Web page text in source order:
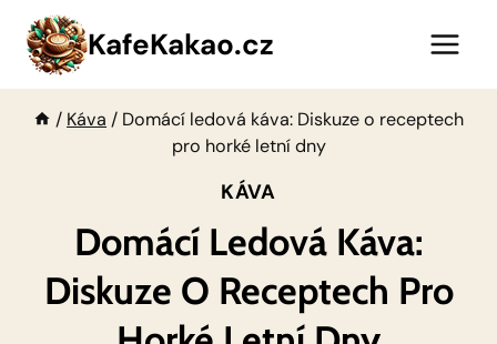
Přeskočit
obsah
KafeKakao.cz
/ Káva / Domácí ledová káva: Diskuze o receptech
pro horké letní dny
KÁVA
Domácí Ledová Káva:
Diskuze O Receptech Pro